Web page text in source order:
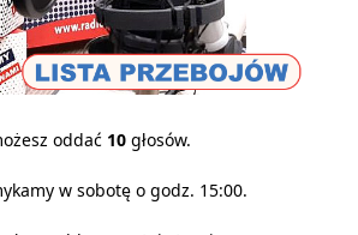
oddać 10 głosów.
w sobotę o godz. 15:00.